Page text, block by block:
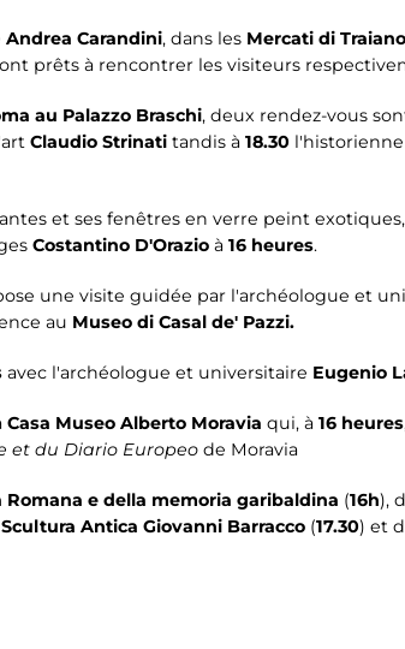
Andrea Carandini, dans les Mercati di Traiano
prêts à rencontrer les visiteurs
au Palazzo Braschi, deux rendez-vous
Claudio Strinati tandis à 18.30 l'historienne
et ses fenêtres en verre peint
Costantino D'Orazio à 16 heures.
une visite guidée par l'archéologue et
au Museo di Casal de' Pazzi.
avec l'archéologue et universitaire Eugenio
Casa Museo Alberto Moravia qui, à 16 heures
et du Diario Europeo de Moravia
Romana e della memoria garibaldina (16h),
Antica Giovanni Barracco (17.30) et